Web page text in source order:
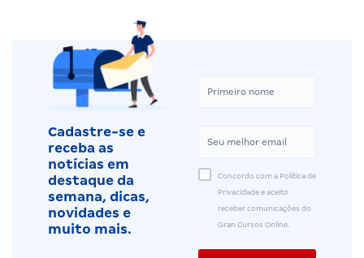
Cadastre-se e
receba as
notícias em
destaque da
semana, dicas,
novidades e
muito mais.
Concordo com a Política de
Privacidade e aceito
receber comunicações do
Gran Cursos Online.